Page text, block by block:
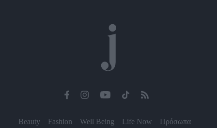
Beauty Fashion Well Being Life Now
Πρόσωπα